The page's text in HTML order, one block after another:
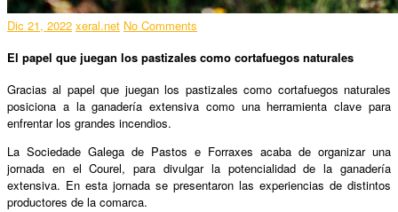
Dic 21, 2022 xeral.net No Comments
El papel que juegan los pastizales como cortafuegos naturales
Gracias al papel que juegan los pastizales como cortafuegos naturales
posiciona a la ganadería extensiva como una herramienta clave para
enfrentar los grandes incendios.
La Sociedade Galega de Pastos e Forraxes acaba de organizar una
jornada en el Courel, para divulgar la potencialidad de la ganadería
extensiva. En esta jornada se presentaron las experiencias de distintos
productores de la comarca.